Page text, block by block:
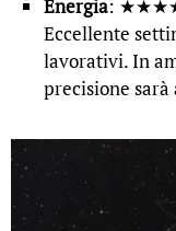
Energia:
Eccellente
lavorativi. In
precisione